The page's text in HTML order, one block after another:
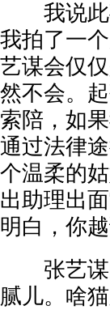
我说此
我拍了一
艺谋会仅
然不会。
索陪，如
通过法律
个温柔的
出助理出
明白，你
张艺谋
腻儿。啥